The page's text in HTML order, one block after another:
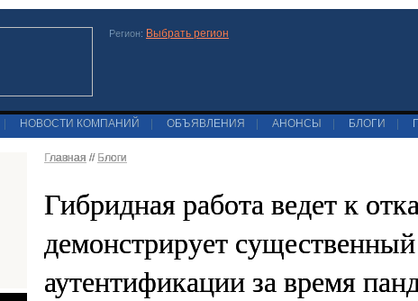
Регион: Выбрать регион
НОВОСТИ КОМПАНИЙ ОБЪЯВЛЕНИЯ АНОНСЫ БЛОГИ
Главная // Блоги
Гибридная работа ведет к
демонстрирует
аутентификации за время